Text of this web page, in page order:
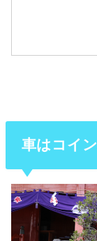
車はコイ